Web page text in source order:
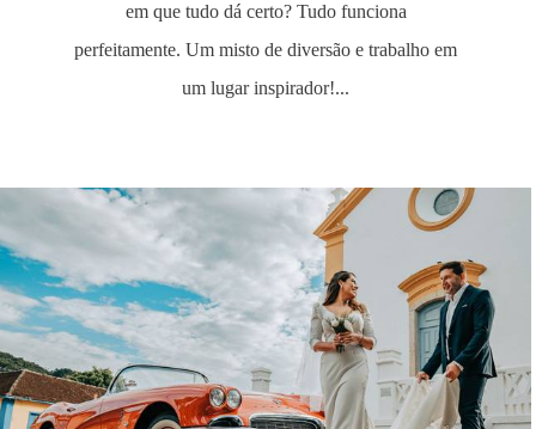
em que tudo dá certo? Tudo funciona
perfeitamente. Um misto de diversão e trabalho em
um lugar inspirador!...